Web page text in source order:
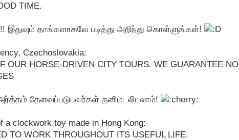
TIME.
இதுவும் தாங்களாகவே படித்து அறிந்து கொள்ளுங்கள்!
Czechoslovakia:
OUR HORSE-DRIVEN CITY TOURS. WE GUARANTEE NO
தேவைப்படுபவர்கள் தனிமடலிடலாம்!
a clockwork toy made in Hong Kong:
TO WORK THROUGHOUT ITS USEFUL LIFE.